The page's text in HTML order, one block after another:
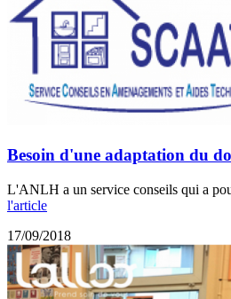
Besoin d'une adaptation du
L'ANLH a un service conseils qui a
l'article
17/09/2018